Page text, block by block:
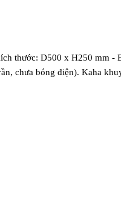
thước: D500 x H250 mm -
chưa bóng điện). Kaha